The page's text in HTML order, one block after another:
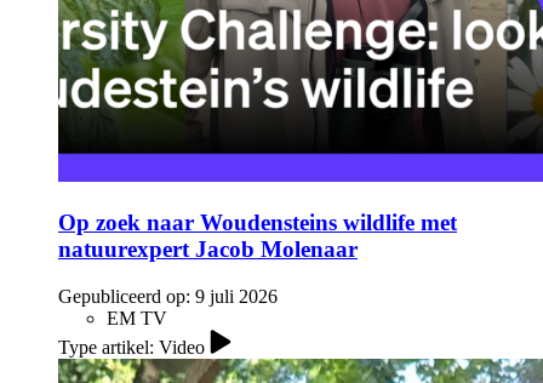
Op zoek naar Woudensteins wildlife met
natuurexpert Jacob Molenaar
Gepubliceerd op: 9 juli 2026
EM TV
Type artikel: Video